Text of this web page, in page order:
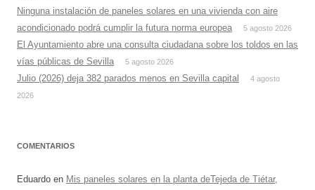
Ninguna instalación de paneles solares en una vivienda con aire
acondicionado podrá cumplir la futura norma europea
5 agosto 2026
El Ayuntamiento abre una consulta ciudadana sobre los toldos en las
vías públicas de Sevilla
5 agosto 2026
Julio (2026) deja 382 parados menos en Sevilla capital
4 agosto
2026
COMENTARIOS
Eduardo en Mis paneles solares en la planta deTejeda de Tiétar,